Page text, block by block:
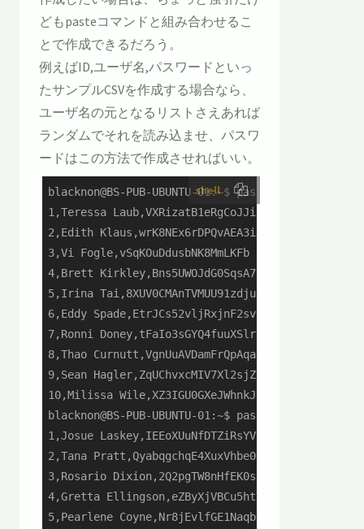
どもpasteコマンドと組み合わせるこ
とで作成できるだろう。
例えばID,ユーザ名,パスワードといっ
たサンプルCSVを作成する場合なら、
ユーザ名の元となるリストさえあれば
ランダムでそれを読み込ませ、パスワ
ードはこの方法で作成させればいい。
shell
blacknon@BS-PUB-UBUNTU-01:~$ paste -d,
1,Teressa Laub,VXRizatB1eRgCoJJixbD
2,Edith Klaus,wrK8NEx6rDPQvAEA3iJQ
3,Vi Fogle,vSqKOuDdusbNK8MmLKFb
4,Brett Kirkley,Bns5UWOJdG0SqsA7BbJI
5,Irina Tai,8XUV0CMAnTVMUU91zdju
6,Eddy Spade,EtrJCs52vljRxjnF2svI
7,Ronni Doney,tFaIo3sGYQ4fuuXSlrSf
8,Thao Curnutt,VgnUuAVDamFrQpAqaqPI
9,Sean Hagler,ZqUChvxcMIV7Xl2sjZjC
10,Milissa Wile,XZ3IGU0GXeJWhnkJo8xq
blacknon@BS-PUB-UBUNTU-01:~$ paste -d,
1,Josue Laskey,IEEoXUuNfDTZiRsYVCsa
2,Tana Pratt,QyabqgchqE4XuxVhbe09
3,Rosario Dixion,2Q2pgTW8nHfEK0s2uBE9
4,Gretta Ellingson,eZByXjVBCu5htYJCkgKb
5,Pearlene Coyne,Nr8jEvlfGE1NaqbB9pbV